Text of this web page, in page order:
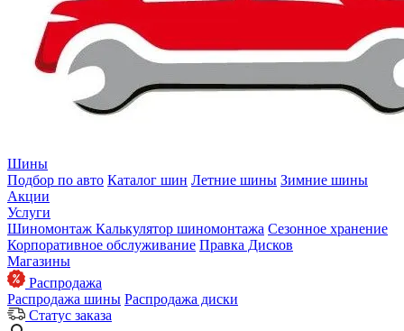
Шины
Подбор по авто Каталог шин Летние шины Зимние шины
Акции
Услуги
Шиномонтаж Калькулятор шиномонтажа Сезонное хранение
Корпоративное обслуживание Правка Дисков
Магазины
Распродажа
Распродажа шины Распродажа диски
Статус заказа